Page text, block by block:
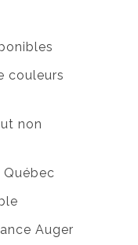
couleurs
non
Québec
Auger